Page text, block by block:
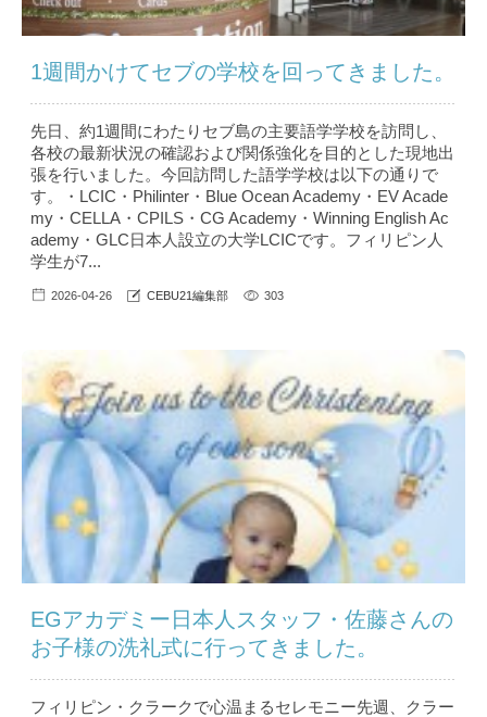
1週間かけてセブの学校を回ってきました。
先日、約1週間にわたりセブ島の主要語学学校を訪問し、
各校の最新状況の確認および関係強化を目的とした現地出
張を行いました。今回訪問した語学学校は以下の通りで
す。・LCIC・Philinter・Blue Ocean Academy・EV Acade
my・CELLA・CPILS・CG Academy・Winning English Ac
ademy・GLC日本人設立の大学LCICです。フィリピン人
学生が7...
2026-04-26 CEBU21編集部 303
EGアカデミー日本人スタッフ・佐藤さんの
お子様の洗礼式に行ってきました。
フィリピン・クラークで心温まるセレモニー先週、クラー